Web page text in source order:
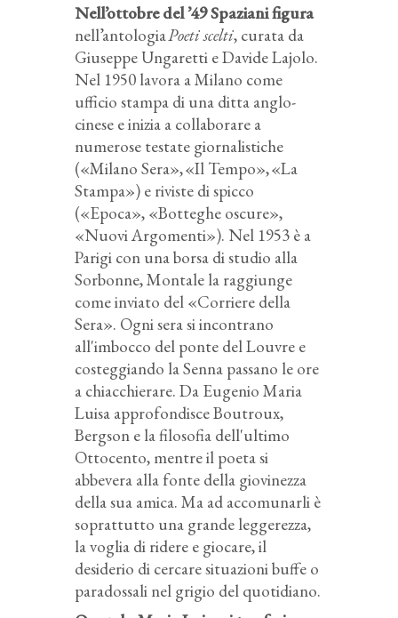
Nell’ottobre del ’49 Spaziani figura
nell’antologiaPoeti scelti, curata da
Giuseppe Ungaretti e Davide Lajolo.
Nel 1950 lavora a Milano come
ufficio stampa di una ditta anglo-
cinese e inizia a collaborare a
numerose testate giornalistiche
(«Milano Sera», «Il Tempo», «La
Stampa») e riviste di spicco
(«Epoca», «Botteghe oscure»,
«Nuovi Argomenti»). Nel 1953 è a
Parigi con una borsa di studio alla
Sorbonne, Montale la raggiunge
come inviato del «Corriere della
Sera». Ogni sera si incontrano
all'imbocco del ponte del Louvre e
costeggiando la Senna passano le ore
a chiacchierare. Da Eugenio Maria
Luisa approfondisce Boutroux,
Bergson e la filosofia dell'ultimo
Ottocento, mentre il poeta si
abbevera alla fonte della giovinezza
della sua amica. Ma ad accomunarli è
soprattutto una grande leggerezza,
la voglia di ridere e giocare, il
desiderio di cercare situazioni buffe o
paradossali nel grigio del quotidiano.